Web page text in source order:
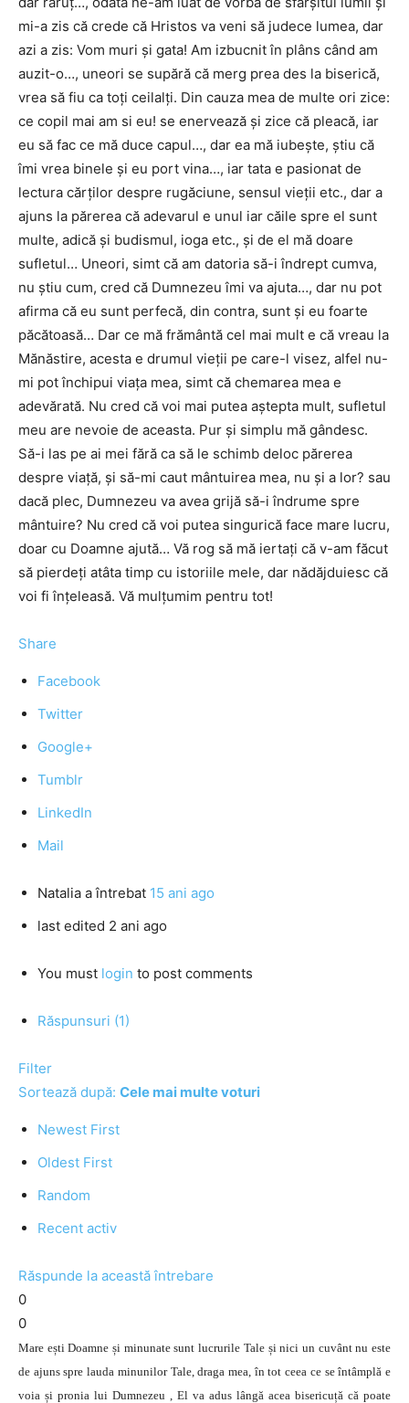
mi-a zis că crede că Hristos va veni să judece lumea, dar
azi a zis: Vom muri și gata! Am izbucnit în plâns când am
auzit-o…, uneori se supără că merg prea des la biserică,
vrea să fiu ca toți ceilalți. Din cauza mea de multe ori zice:
ce copil mai am si eu! se enervează și zice că pleacă, iar
eu să fac ce mă duce capul…, dar ea mă iubește, știu că
îmi vrea binele și eu port vina…, iar tata e pasionat de
lectura cărților despre rugăciune, sensul vieții etc., dar a
ajuns la părerea că adevarul e unul iar căile spre el sunt
multe, adică și budismul, ioga etc., și de el mă doare
sufletul… Uneori, simt că am datoria să-i îndrept cumva,
nu știu cum, cred că Dumnezeu îmi va ajuta…, dar nu pot
afirma că eu sunt perfecă, din contra, sunt și eu foarte
păcătoasă… Dar ce mă frământă cel mai mult e că vreau la
Mănăstire, acesta e drumul vieții pe care-l visez, alfel nu-
mi pot închipui viața mea, simt că chemarea mea e
adevărată. Nu cred că voi mai putea aștepta mult, sufletul
meu are nevoie de aceasta. Pur și simplu mă gândesc.
Să-i las pe ai mei fără ca să le schimb deloc părerea
despre viață, și să-mi caut mântuirea mea, nu și a lor? sau
dacă plec, Dumnezeu va avea grijă să-i îndrume spre
mântuire? Nu cred că voi putea singurică face mare lucru,
doar cu Doamne ajută… Vă rog să mă iertați că v-am făcut
să pierdeți atâta timp cu istoriile mele, dar nădăjduiesc că
voi fi înțeleasă. Vă mulțumim pentru tot!
Share
Facebook
Twitter
Google+
Tumblr
LinkedIn
Mail
Natalia a întrebat 15 ani ago
last edited 2 ani ago
You must login to post comments
Răspunsuri (1)
Filter
Sortează după: Cele mai multe voturi
Newest First
Oldest First
Random
Recent activ
Răspunde la această întrebare
0
0
Mare ești Doamne și minunate sunt lucrurile Tale și nici un cuvânt nu este
de ajuns spre lauda minunilor Tale, draga mea, în tot ceea ce se întâmplă e
voia și pronia lui Dumnezeu , El va adus lângă acea bisericuță că poate